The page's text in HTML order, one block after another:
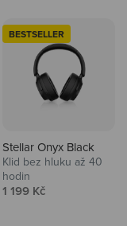
BESTSELLER
Stellar Onyx Black
Klid bez hluku až 40
hodin
Prodejní cena
1 199 Kč